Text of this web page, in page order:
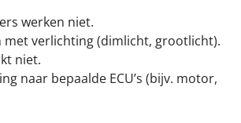
werken niet.
met verlichting (dimlicht, grootlicht).
niet.
naar bepaalde ECU’s (bijv. motor,